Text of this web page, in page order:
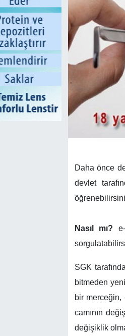
Daha önce
devlet
Nasıl mı?
SGK
bitmeden
bir merceğin,
camının
değişiklik